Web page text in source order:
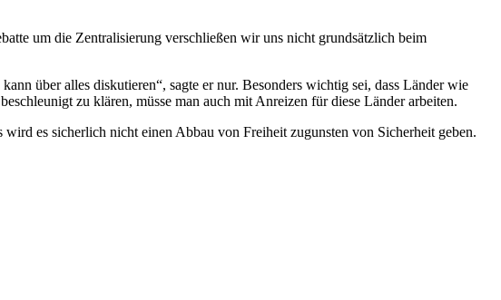
um die Zentralisierung verschließen wir uns nicht grundsätzlich beim
über alles diskutieren“, sagte er nur. Besonders wichtig sei, dass Länder wie
zu klären, müsse man auch mit Anreizen für diese Länder arbeiten.
es sicherlich nicht einen Abbau von Freiheit zugunsten von Sicherheit geben.